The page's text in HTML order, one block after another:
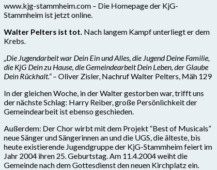
www.kjg-stammheim.com – Die Homepage der KjG-
Stammheim ist jetzt online.
Walter Pelters ist tot. Nach langem Kampf unterliegt er dem
Krebs.
„Die Jugendarbeit war Dein Ein und Alles, die Jugend Deine Familie,
die KjG Dein zu Hause, die Gemeindearbeit Dein Leben, der Glaube
Dein Rückhalt.“– Oliver Zisler, Nachruf Walter Pelters, Mäh 129
In der gleichen Woche, in der Walter gestorben war, trifft uns
der nächste Schlag: Harry Reiber, große Persönlichkeit der
Gemeindearbeit ist ebenso geschieden.
Außerdem: Der Chor wirbt mit dem Projekt “Best of Musicals”
neue Sänger und Sängerinnen an und die UGS, die älteste, bis
heute existierende Jugendgruppe der KjG-Stammheim feiert im
Jahr 2004 ihren 25. Geburtstag. Am 11.4.2004 weiht die
Gemeinde nach dem Gottesdienst den neuen Kirchplatz ein.